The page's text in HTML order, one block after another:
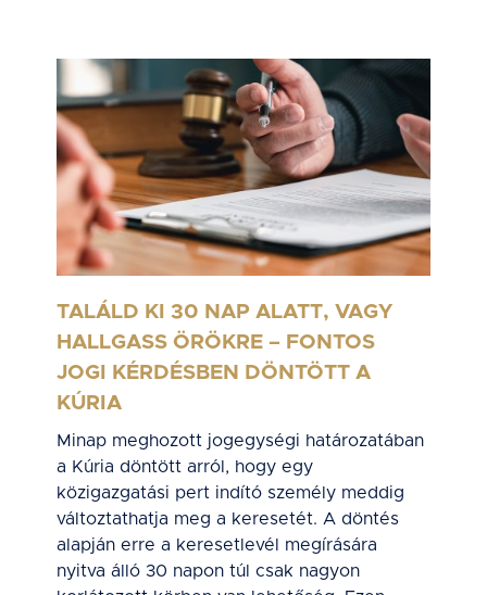
TALÁLD KI 30 NAP ALATT, VAGY
HALLGASS ÖRÖKRE – FONTOS
JOGI KÉRDÉSBEN DÖNTÖTT A
KÚRIA
Minap meghozott jogegységi határozatában
a Kúria döntött arról, hogy egy
közigazgatási pert indító személy meddig
változtathatja meg a keresetét. A döntés
alapján erre a keresetlevél megírására
nyitva álló 30 napon túl csak nagyon